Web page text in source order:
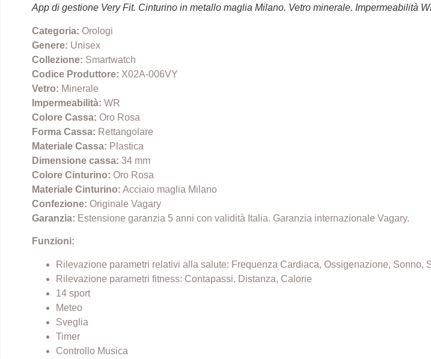
App di gestione Very Fit. Cinturino in metallo maglia Milano. Vetro minerale. Impermeabilità
Categoria: Orologi
Genere: Unisex
Collezione: Smartwatch
Codice Produttore: X02A-006VY
Vetro: Minerale
Impermeabilità: WR
Colore Cassa: Oro Rosa
Forma Cassa: Rettangolare
Materiale Cassa: Plastica
Dimensione cassa: 34 mm
Colore Cinturino: Oro Rosa
Materiale Cinturino: Acciaio maglia Milano
Confezione: Originale Vagary
Garanzia: Estensione garanzia 5 anni con validità Italia. Garanzia internazionale Vagary.
Funzioni:
Rilevazione parametri relativi alla salute: Frequenza Cardiaca, Ossigenazione, Sonno,
Rilevazione parametri fitness: Contapassi, Distanza, Calorie
14 sport
Meteo
Sveglia
Timer
Controllo Musica